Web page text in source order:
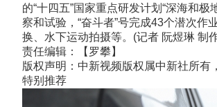
的“十四五”国家重点研发计划“深海和
察和试验，“奋斗者”号完成43个潜次作
换、水下运动拍摄等。(记者 阮煜琳 制
责任编辑：【罗攀】
版权声明：中新视频版权属中新社所有
特别推荐